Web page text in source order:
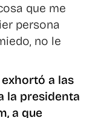
que me
persona
no le
a las
la presidenta
a que